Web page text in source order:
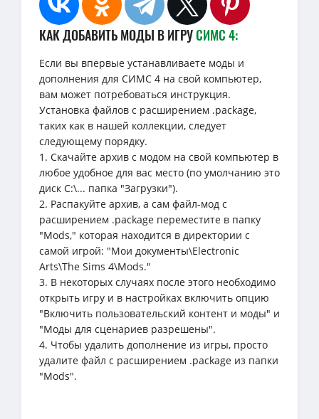
КАК ДОБАВИТЬ МОДЫ В ИГРУСИМС 4:
Если вы впервые устанавливаете моды и
дополнения для СИМС 4 на свой компьютер,
вам может потребоваться инструкция.
Установка файлов с расширением .package,
таких как в нашей коллекции, следует
следующему порядку.
1. Скачайте архив с модом на свой компьютер в
любое удобное для вас место (по умолчанию это
диск C:\... папка "Загрузки").
2. Распакуйте архив, а сам файл-мод с
расширением .package переместите в папку
"Mods," которая находится в директории с
самой игрой: "Мои документы\Electronic
Arts\The Sims 4\Mods."
3. В некоторых случаях после этого необходимо
открыть игру и в настройках включить опцию
"Включить пользовательский контент и моды" и
"Моды для сценариев разрешены".
4. Чтобы удалить дополнение из игры, просто
удалите файл с расширением .package из папки
"Mods".